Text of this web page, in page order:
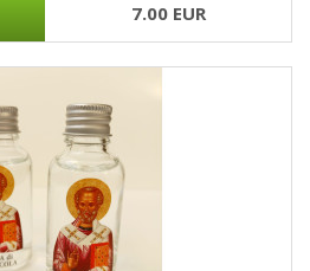
7.00 EUR